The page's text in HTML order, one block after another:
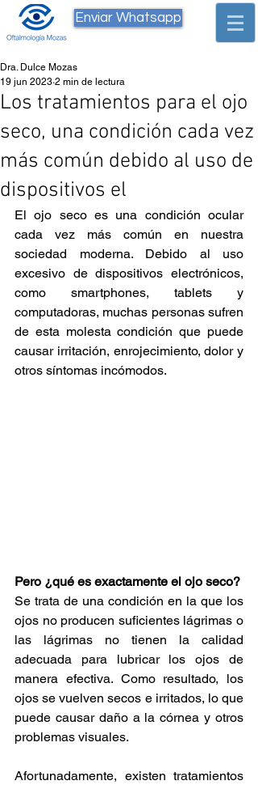
Enviar Whatsapp
Los tratamientos para el ojo
seco, una condición cada vez
más común debido al uso de
dispositivos el
Dra. Dulce Mozas
19 jun 2023 2 min de lectura
El ojo seco es una condición ocular
cada vez más común en nuestra
sociedad moderna. Debido al uso
excesivo de dispositivos electrónicos,
como smartphones, tablets y
computadoras, muchas personas sufren
de esta molesta condición que puede
causar irritación, enrojecimiento, dolor y
otros síntomas incómodos.
Pero ¿qué es exactamente el ojo seco?
Se trata de una condición en la que los
ojos no producen suficientes lágrimas o
las lágrimas no tienen la calidad
adecuada para lubricar los ojos de
manera efectiva. Como resultado, los
ojos se vuelven secos e irritados, lo que
puede causar daño a la córnea y otros
problemas visuales.
Afortunadamente, existen tratamientos